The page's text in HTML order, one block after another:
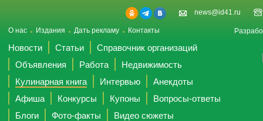
news@id41.ru
О нас Издания Дать рекламу Контакты
Новости Статьи
Справочник организаций
Объявления
Работа
Недвижимость
Кулинарная книга
Интервью
Анекдоты
Афиша
Конкурсы Купоны
Вопросы-ответы
Блоги
Фото-факты
Видео сюжеты